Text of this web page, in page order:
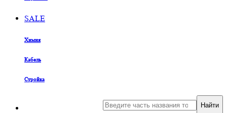
SALE
Химия
Кабель
Стройка
Найти